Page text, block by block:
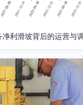
利滑坡背后的运营与